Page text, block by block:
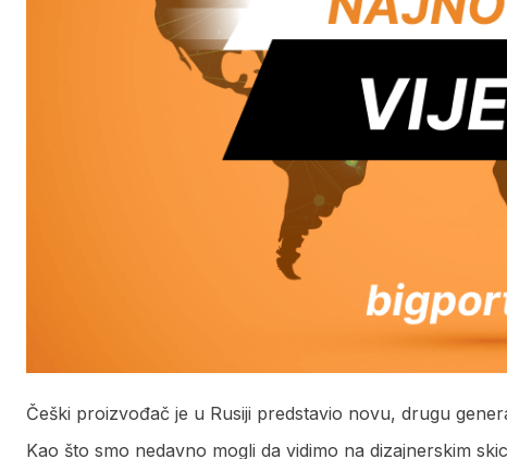
Češki proizvođač je u Rusiji predstavio novu, drugu
Kao što smo nedavno mogli da vidimo na dizajnerskim